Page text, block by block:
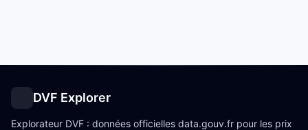
DVF Explorer
Explorateur DVF : données officielles data.gouv.fr pour les prix